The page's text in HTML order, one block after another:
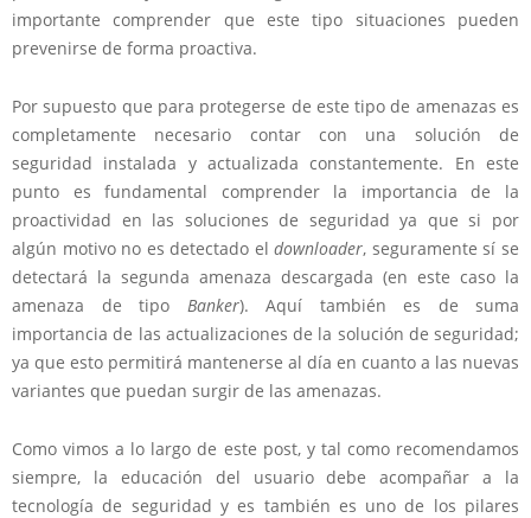
importante comprender que este tipo situaciones pueden
prevenirse de forma proactiva.
Por supuesto que para protegerse de este tipo de amenazas es
completamente necesario contar con una solución de
seguridad instalada y actualizada constantemente. En este
punto es fundamental comprender la importancia de la
proactividad en las soluciones de seguridad ya que si por
algún motivo no es detectado eldownloader, seguramente sí se
detectará la segunda amenaza descargada (en este caso la
amenaza de tipo Banker). Aquí también es de suma
importancia de las actualizaciones de la solución de seguridad;
ya que esto permitirá mantenerse al día en cuanto a las nuevas
variantes que puedan surgir de las amenazas.
Como vimos a lo largo de este post, y tal como recomendamos
siempre, la educación del usuario debe acompañar a la
tecnología de seguridad y es también es uno de los pilares